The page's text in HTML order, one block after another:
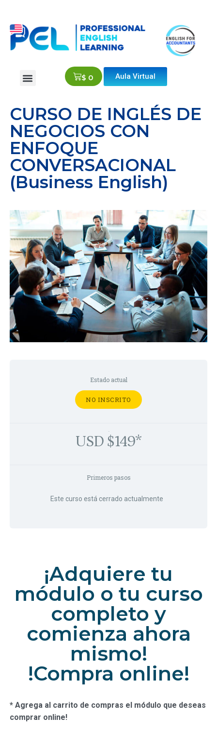
$ 0 Aula Virtual
CURSO DE INGLÉS DE
NEGOCIOS CON
ENFOQUE
CONVERSACIONAL
(Business English)
Estado actual
NO INSCRITO
USD $149*
Primeros pasos
Este curso está cerrado actualmente
¡Adquiere tu
módulo o tu curso
completo y
comienza ahora
mismo!
!Compra online!
* Agrega al carrito de compras el módulo que deseas
comprar online!